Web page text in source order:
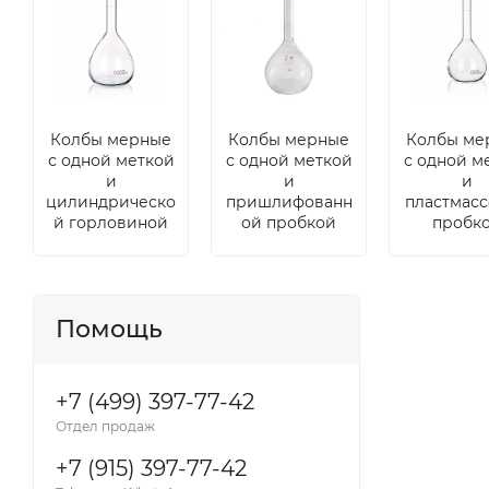
Колбы мерные
с одной меткой
и
цилиндрическо
й горловиной
Колбы мерные
с одной меткой
и
пришлифованн
ой пробкой
Колбы
с одной
и
Помощь
+7 (499) 397-77-42
Отдел продаж
+7 (915) 397-77-42